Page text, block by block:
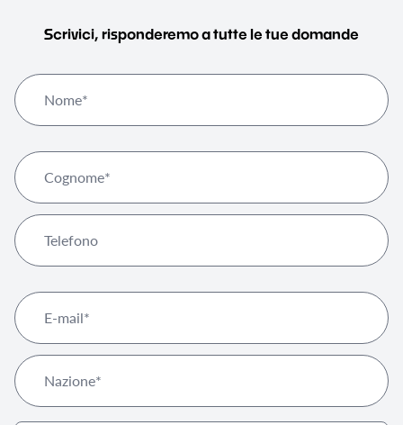
Scrivici, risponderemo a tutte le tue domande